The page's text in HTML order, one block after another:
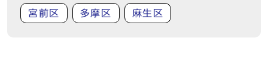
宮前区 多摩区 麻生区